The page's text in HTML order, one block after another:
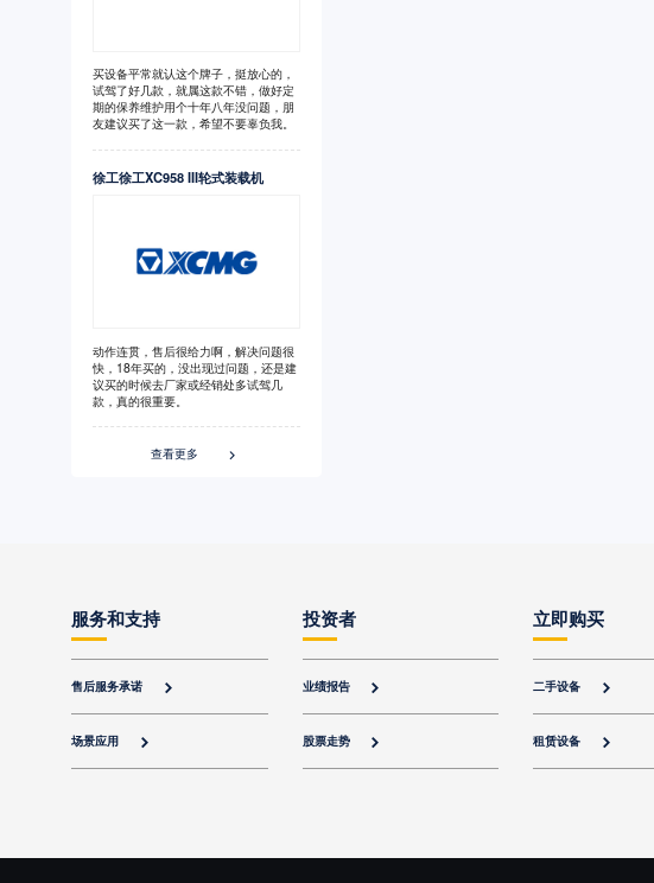
买设备平常就认这个牌子，挺放心的，
试驾了好几款，就属这款不错，做好定
期的保养维护用个十年八年没问题，朋
友建议买了这一款，希望不要辜负我。
徐工徐工XC958 III轮式装载机
动作连贯，售后很给力啊，解决问题很
快，18年买的，没出现过问题，还是建
议买的时候去厂家或经销处多试驾几
款，真的很重要。
查看更多 
服务和支持
售后服务承诺 
场景应用 
投资者
业绩报告 
股票走势 
立即购买
二手设备 
租赁设备 